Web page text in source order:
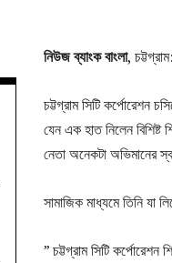
নিউজব্যাংকবাংলা, চট্টগ্রাম:
চট্টগ্রাম সিটি কর্পোরেশন
যেন এক হাত নিলেন
নেতা অনেকটা অভিমানের
সামাজিক মাধ্যমে তিনি যা
” চট্টগ্রাম সিটি